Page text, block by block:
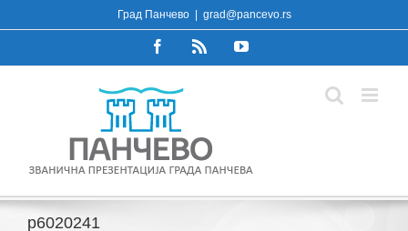
to
Град Панчево grad@pancevo.rs
FacebookRss YouTube
p6020241